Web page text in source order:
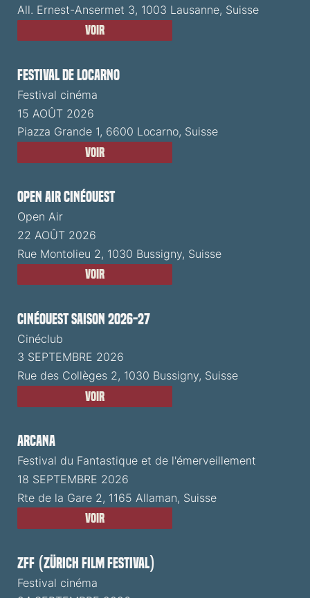
All. Ernest-Ansermet 3, 1003 Lausanne, Suisse
Voir
Festival de Locarno
Festival cinéma
15 AOÛT 2026
Piazza Grande 1, 6600 Locarno, Suisse
Voir
Open Air CinéOuest
Open Air
22 AOÛT 2026
Rue Montolieu 2, 1030 Bussigny, Suisse
Voir
CinéOuest Saison 2026-27
Cinéclub
3 SEPTEMBRE 2026
Rue des Collèges 2, 1030 Bussigny, Suisse
Voir
ARCANA
Festival du Fantastique et de l'émerveillement
18 SEPTEMBRE 2026
Rte de la Gare 2, 1165 Allaman, Suisse
Voir
ZFF (Zürich Film Festival)
Festival cinéma